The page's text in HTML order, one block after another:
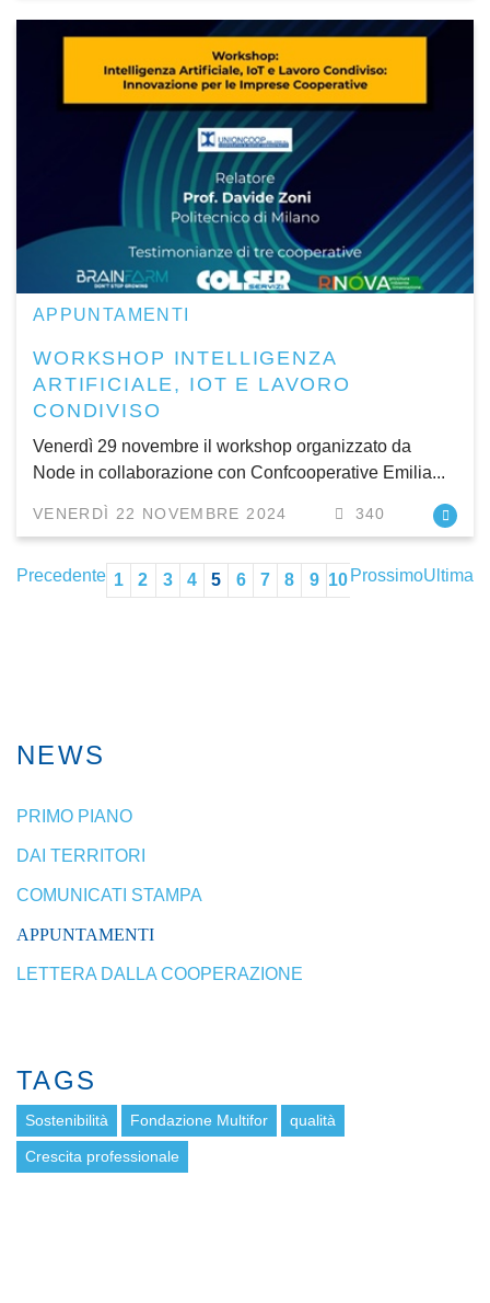
APPUNTAMENTI
WORKSHOP INTELLIGENZA
ARTIFICIALE, IOT E LAVORO
CONDIVISO
Venerdì 29 novembre il workshop organizzato da
Node in collaborazione con Confcooperative Emilia...
VENERDÌ 22 NOVEMBRE 2024 340
Precedente 1 2 3 4 5 6 7 8 9 10 ProssimoUltima
NEWS
PRIMO PIANO
DAI TERRITORI
COMUNICATI STAMPA
APPUNTAMENTI
LETTERA DALLA COOPERAZIONE
TAGS
Sostenibilità Fondazione Multifor qualità
Crescita professionale